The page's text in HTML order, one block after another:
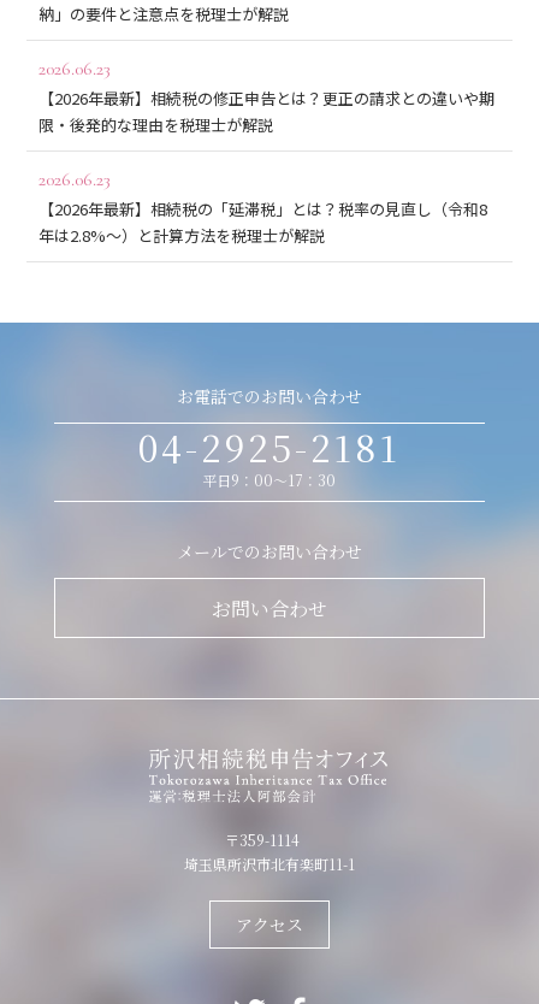
納」の要件と注意点を税理士が解説
2026.06.23
【2026年最新】相続税の修正申告とは？更正の請求との違いや期
限・後発的な理由を税理士が解説
2026.06.23
【2026年最新】相続税の「延滞税」とは？税率の見直し（令和8
年は2.8%〜）と計算方法を税理士が解説
お電話でのお問い合わせ
04-2925-2181
平日9：00～17：30
メールでのお問い合わせ
お問い合わせ
〒359-1114
埼玉県所沢市北有楽町11-1
アクセス